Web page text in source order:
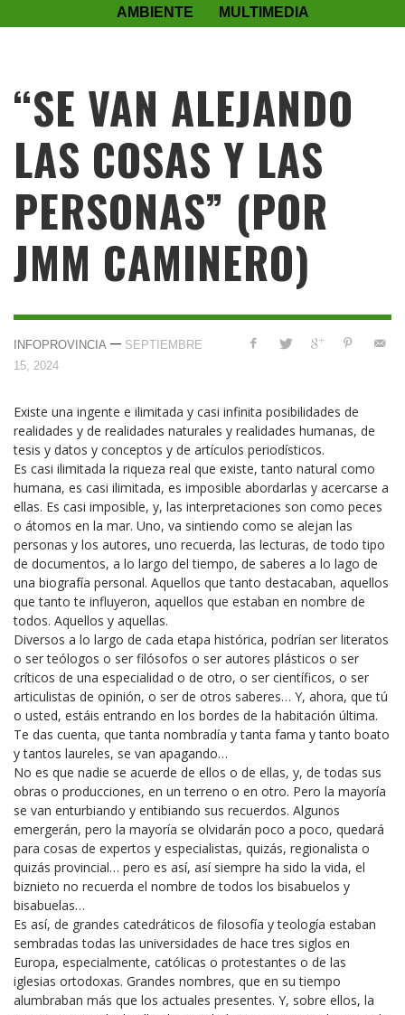
AMBIENTE
MULTIMEDIA
“SE VAN ALEJANDO
LAS COSAS Y LAS
PERSONAS” (POR
JMM CAMINERO)
INFOPROVINCIA — SEPTIEMBRE
15, 2024
Existe una ingente e ilimitada y casi infinita posibilidades de
realidades y de realidades naturales y realidades humanas, de
tesis y datos y conceptos y de artículos periodísticos.
Es casi ilimitada la riqueza real que existe, tanto natural como
humana, es casi ilimitada, es imposible abordarlas y acercarse a
ellas. Es casi imposible, y, las interpretaciones son como peces
o átomos en la mar. Uno, va sintiendo como se alejan las
personas y los autores, uno recuerda, las lecturas, de todo tipo
de documentos, a lo largo del tiempo, de saberes a lo lago de
una biografía personal. Aquellos que tanto destacaban, aquellos
que tanto te influyeron, aquellos que estaban en nombre de
todos. Aquellos y aquellas.
Diversos a lo largo de cada etapa histórica, podrían ser literatos
o ser teólogos o ser filósofos o ser autores plásticos o ser
críticos de una especialidad o de otro, o ser científicos, o ser
articulistas de opinión, o ser de otros saberes… Y, ahora, que tú
o usted, estáis entrando en los bordes de la habitación última.
Te das cuenta, que tanta nombradía y tanta fama y tanto boato
y tantos laureles, se van apagando…
No es que nadie se acuerde de ellos o de ellas, y, de todas sus
obras o producciones, en un terreno o en otro. Pero la mayoría
se van enturbiando y entibiando sus recuerdos. Algunos
emergerán, pero la mayoría se olvidarán poco a poco, quedará
para cosas de expertos y especialistas, quizás, regionalista o
quizás provincial… pero es así, así siempre ha sido la vida, el
biznieto no recuerda el nombre de todos los bisabuelos y
bisabuelas…
Es así, de grandes catedráticos de filosofía y teología estaban
sembradas todas las universidades de hace tres siglos en
Europa, especialmente, católicas o protestantes o de las
iglesias ortodoxas. Grandes nombres, que en su tiempo
alumbraban más que los actuales presentes. Y, sobre ellos, la